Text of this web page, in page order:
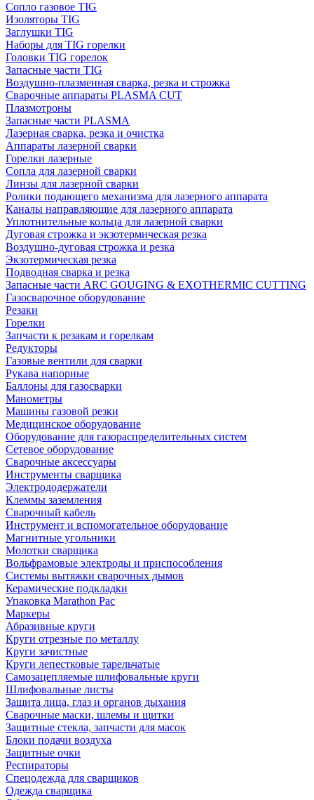
Сопло газовое TIG
Изоляторы TIG
Заглушки TIG
Наборы для TIG горелки
Головки TIG горелок
Запасные части TIG
Воздушно-плазменная сварка, резка и строжка
Сварочные аппараты PLASMA CUT
Плазмотроны
Запасные части PLASMA
Лазерная сварка, резка и очистка
Аппараты лазерной сварки
Горелки лазерные
Сопла для лазерной сварки
Линзы для лазерной сварки
Ролики подающего механизма для лазерного аппарата
Каналы направляющие для лазерного аппарата
Уплотнительные кольца для лазерной сварки
Дуговая строжка и экзотермическая резка
Воздушно-дуговая строжка и резка
Экзотермическая резка
Подводная сварка и резка
Запасные части ARC GOUGING & EXOTHERMIC CUTTING
Газосварочное оборудование
Резаки
Горелки
Запчасти к резакам и горелкам
Редукторы
Газовые вентили для сварки
Рукава напорные
Баллоны для газосварки
Манометры
Машины газовой резки
Медицинское оборудование
Оборудование для газораспределительных систем
Сетевое оборудование
Сварочные аксессуары
Инструменты сварщика
Электрододержатели
Клеммы заземления
Сварочный кабель
Инструмент и вспомогательное оборудование
Магнитные угольники
Молотки сварщика
Вольфрамовые электроды и приспособления
Системы вытяжки сварочных дымов
Керамические подкладки
Упаковка Marathon Pac
Маркеры
Абразивные круги
Круги отрезные по металлу
Круги зачистные
Круги лепестковые тарельчатые
Самозацепляемые шлифовальные круги
Шлифовальные листы
Защита лица, глаз и органов дыхания
Сварочные маски, шлемы и щитки
Защитные стекла, запчасти для масок
Блоки подачи воздуха
Защитные очки
Респираторы
Спецодежда для сварщиков
Одежда сварщика